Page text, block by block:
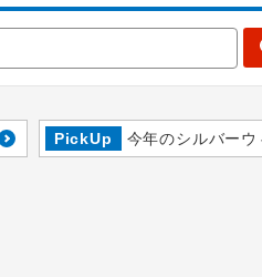
PickUp 今年のシルバーウ